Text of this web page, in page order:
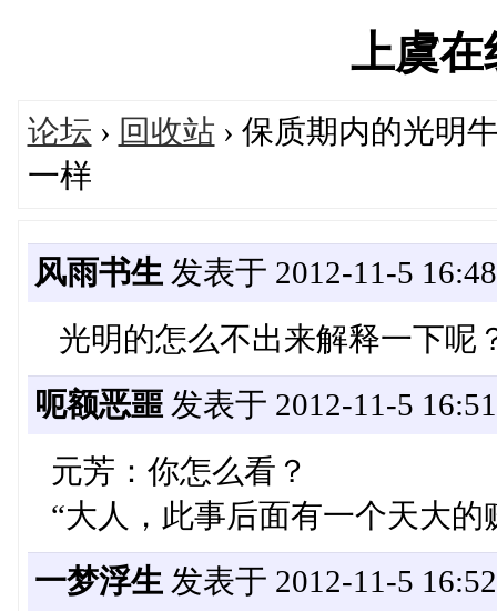
上虞在
论坛 › 回收站 › 保质期内的光明
一样
风雨书生发表于 2012-11-5
光明的怎么不出来解释一下呢
呃额恶噩发表于 2012-11-5
元芳：你怎么看？
“大人，此事后面有一个天大的
一梦浮生发表于 2012-11-5